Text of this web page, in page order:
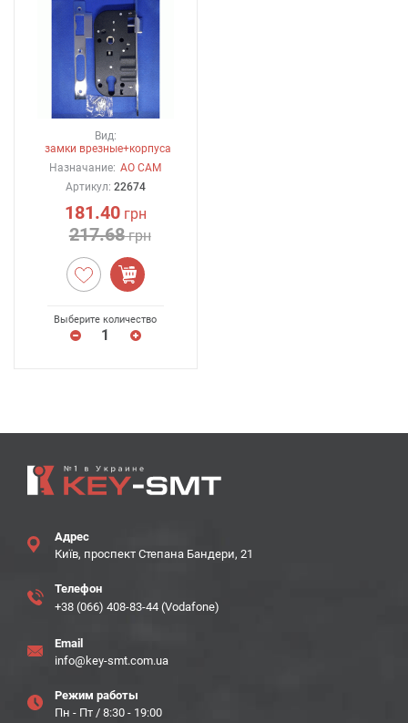
Вид:
замки врезные+корпуса
Назначание: АО САМ
Артикул: 22674
181.40грн
217.68грн
Выберите количество
Адрес
Київ, проспект Степана Бандери, 21
Телефон
+38 (066) 408-83-44 (Vodafone)
Email
info@key-smt.com.ua
Режим работы
Пн - Пт / 8:30 - 19:00